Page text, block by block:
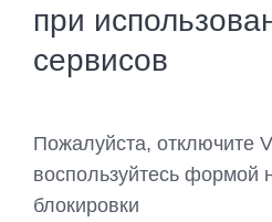
при
сервисов
Пожалуйста, отключите
воспользуйтесь формой
блокировки